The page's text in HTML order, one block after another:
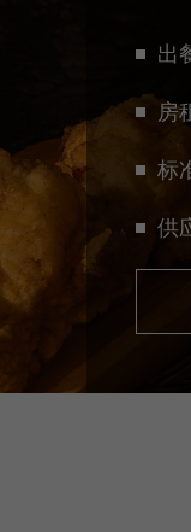
出
房
标
供
力于帮助每一家门店